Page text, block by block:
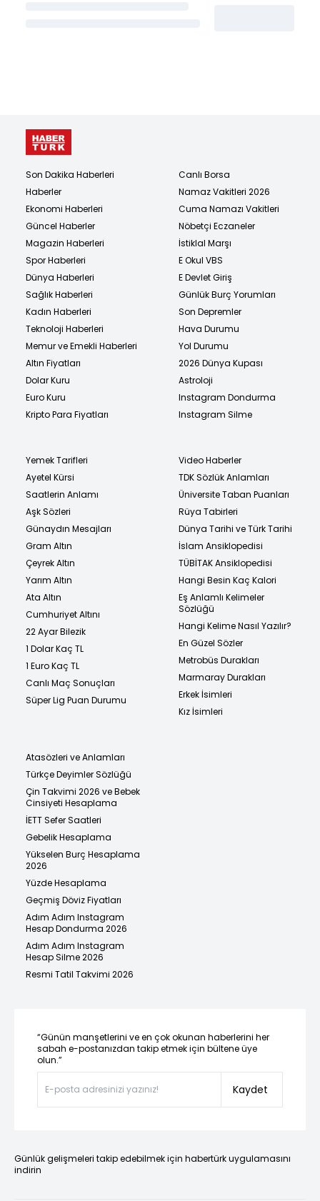
Son Dakika Haberleri
Haberler
Ekonomi Haberleri
Güncel Haberler
Magazin Haberleri
Spor Haberleri
Dünya Haberleri
Sağlık Haberleri
Kadın Haberleri
Teknoloji Haberleri
Memur ve Emekli Haberleri
Altın Fiyatları
Dolar Kuru
Euro Kuru
Kripto Para Fiyatları
Canlı Borsa
Namaz Vakitleri 2026
Cuma Namazı Vakitleri
Nöbetçi Eczaneler
İstiklal Marşı
E Okul VBS
E Devlet Giriş
Günlük Burç Yorumları
Son Depremler
Hava Durumu
Yol Durumu
2026 Dünya Kupası
Astroloji
Instagram Dondurma
Instagram Silme
Yemek Tarifleri
Ayetel Kürsi
Saatlerin Anlamı
Aşk Sözleri
Günaydın Mesajları
Gram Altın
Çeyrek Altın
Yarım Altın
Ata Altın
Cumhuriyet Altını
22 Ayar Bilezik
1 Dolar Kaç TL
1 Euro Kaç TL
Canlı Maç Sonuçları
Süper Lig Puan Durumu
Video Haberler
TDK Sözlük Anlamları
Üniversite Taban Puanları
Rüya Tabirleri
Dünya Tarihi ve Türk Tarihi
İslam Ansiklopedisi
TÜBİTAK Ansiklopedisi
Hangi Besin Kaç Kalori
Eş Anlamlı Kelimeler
Sözlüğü
Hangi Kelime Nasıl Yazılır?
En Güzel Sözler
Metrobüs Durakları
Marmaray Durakları
Erkek İsimleri
Kız İsimleri
Atasözleri ve Anlamları
Türkçe Deyimler Sözlüğü
Çin Takvimi 2026 ve Bebek
Cinsiyeti Hesaplama
İETT Sefer Saatleri
Gebelik Hesaplama
Yükselen Burç Hesaplama
2026
Yüzde Hesaplama
Geçmiş Döviz Fiyatları
Adım Adım Instagram
Hesap Dondurma 2026
Adım Adım Instagram
Hesap Silme 2026
Resmi Tatil Takvimi 2026
“Günün manşetlerini ve en çok okunan haberlerini her
sabah e-postanızdan takip etmek için bültene üye
olun.”
Kaydet
Günlük gelişmeleri takip edebilmek için habertürk uygulamasını
indirin